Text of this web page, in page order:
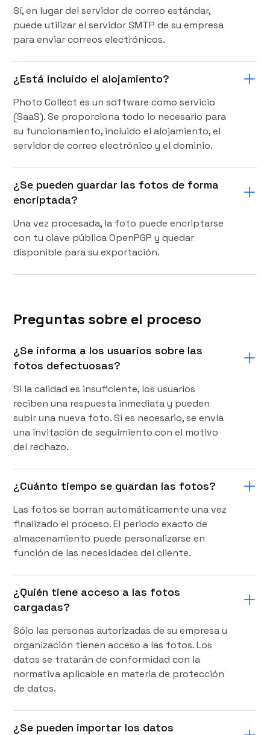
Sí, en lugar del servidor de correo estándar,
puede utilizar el servidor SMTP de su empresa
para enviar correos electrónicos.
¿Está incluido el alojamiento?
Photo Collect es un software como servicio
(SaaS). Se proporciona todo lo necesario para
su funcionamiento, incluido el alojamiento, el
servidor de correo electrónico y el dominio.
¿Se pueden guardar las fotos de forma
encriptada?
Una vez procesada, la foto puede encriptarse
con tu clave pública OpenPGP y quedar
disponible para su exportación.
Preguntas sobre el proceso
¿Se informa a los usuarios sobre las
fotos defectuosas?
Si la calidad es insuficiente, los usuarios
reciben una respuesta inmediata y pueden
subir una nueva foto. Si es necesario, se envía
una invitación de seguimiento con el motivo
del rechazo.
¿Cuánto tiempo se guardan las fotos?
Las fotos se borran automáticamente una vez
finalizado el proceso. El periodo exacto de
almacenamiento puede personalizarse en
función de las necesidades del cliente.
¿Quién tiene acceso a las fotos
cargadas?
Sólo las personas autorizadas de su empresa u
organización tienen acceso a las fotos. Los
datos se tratarán de conformidad con la
normativa aplicable en materia de protección
de datos.
¿Se pueden importar los datos